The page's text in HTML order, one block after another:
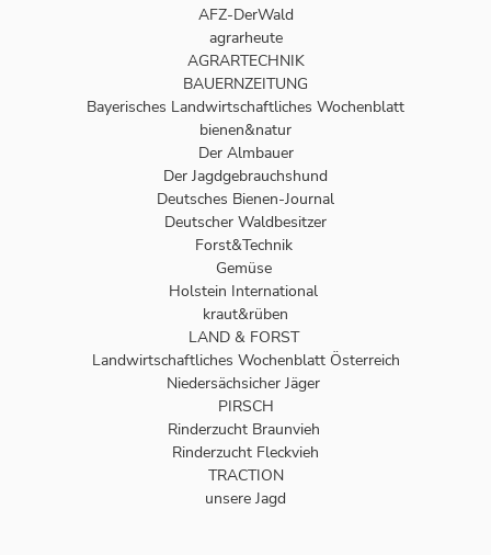
AFZ-DerWald
agrarheute
AGRARTECHNIK
BAUERNZEITUNG
Bayerisches Landwirtschaftliches Wochenblatt
bienen&natur
Der Almbauer
Der Jagdgebrauchshund
Deutsches Bienen-Journal
Deutscher Waldbesitzer
Forst&Technik
Gemüse
Holstein International
kraut&rüben
LAND & FORST
Landwirtschaftliches Wochenblatt Österreich
Niedersächsicher Jäger
PIRSCH
Rinderzucht Braunvieh
Rinderzucht Fleckvieh
TRACTION
unsere Jagd